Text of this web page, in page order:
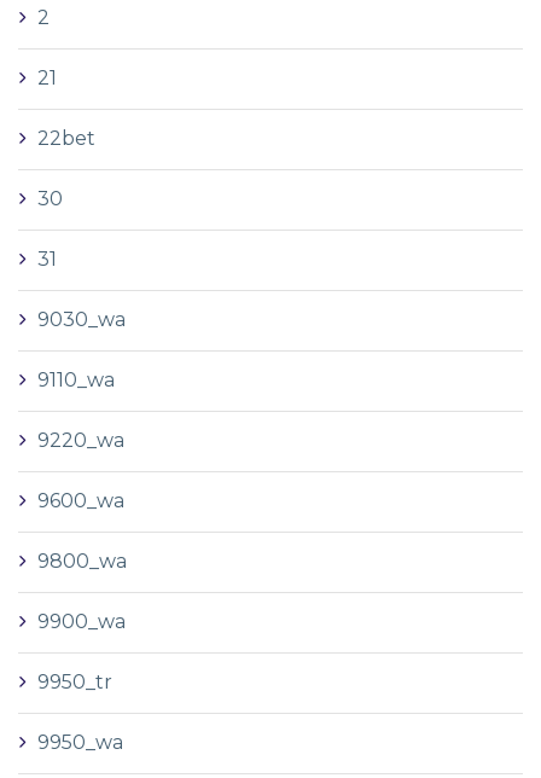
2
21
22bet
30
31
9030_wa
9110_wa
9220_wa
9600_wa
9800_wa
9900_wa
9950_tr
9950_wa